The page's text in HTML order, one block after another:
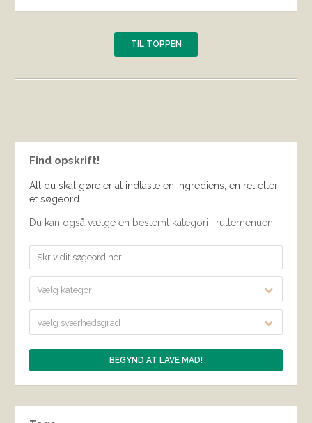
TIL TOPPEN
Find opskrift!
Alt du skal gøre er at indtaste en ingrediens, en ret eller
et søgeord.
Du kan også vælge en bestemt kategori i rullemenuen.
Vælg kategori
Vælg sværhedsgrad